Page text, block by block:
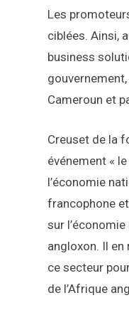
Les
ciblées. Ainsi,
business
Cameroun et
Creuset de la
événement «
l’économie
francophone
sur
angloxon. Il en
ce secteur
de l’Afrique